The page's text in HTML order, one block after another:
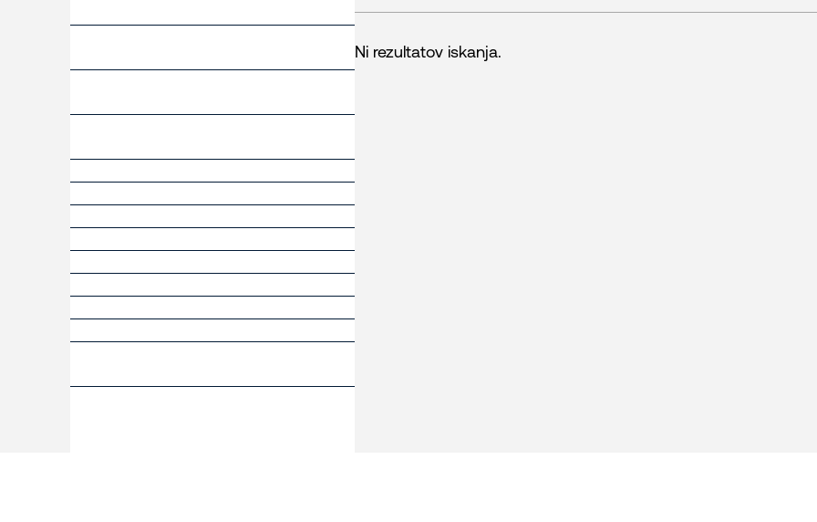
Ni rezultatov iskanja.